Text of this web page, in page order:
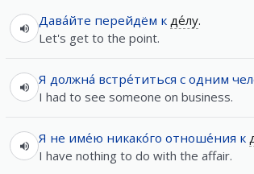
Дава́йте перейдём к де́лу.
Let's get to the point.
Я должна́ встре́титься с одним
I had to see someone on business.
Я не име́ю никако́го отноше́ния к
I have nothing to do with the affair.